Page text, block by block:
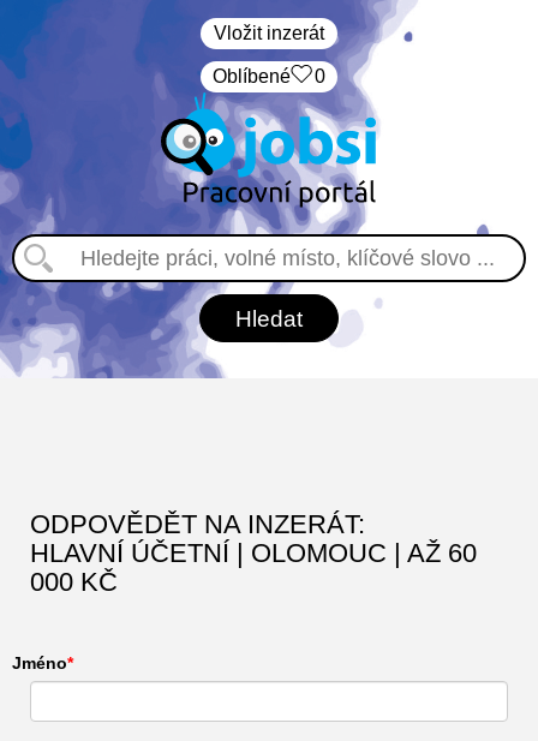
Vložit inzerát
Oblíbené 0
ODPOVĚDĚT NA INZERÁT:
HLAVNÍ ÚČETNÍ | OLOMOUC | AŽ 60
000 KČ
Jméno